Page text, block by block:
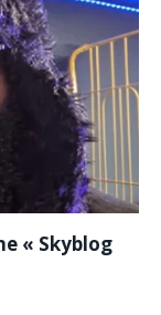
« Skyblog